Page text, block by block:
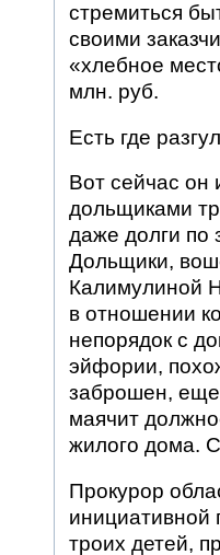
стремиться
своими
«хлебное
млн. руб.
Есть где
Вот сейчас он
дольщиками
даже долги по
Дольщики,
Калимулиной
в отношении
непорядок с
эйфории,
заброшен, еще
маячит
жилого дома.
Прокурор
инициативной
троих детей,